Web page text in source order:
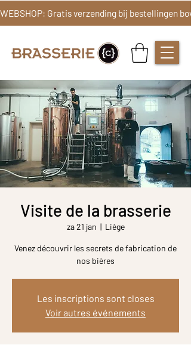
Visite de la brasserie
za 21 jan
  |
Liège
Venez découvrir les secrets de fabrication de
nos bières
Les inscriptions sont closes
Voir autres événements